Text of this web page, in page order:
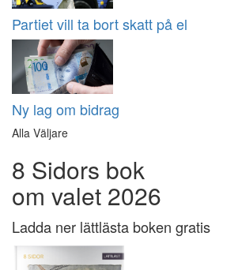
Partiet vill ta bort skatt på el
Ny lag om bidrag
Alla Väljare
8 Sidors bok
om valet 2026
Ladda ner lättlästa boken gratis